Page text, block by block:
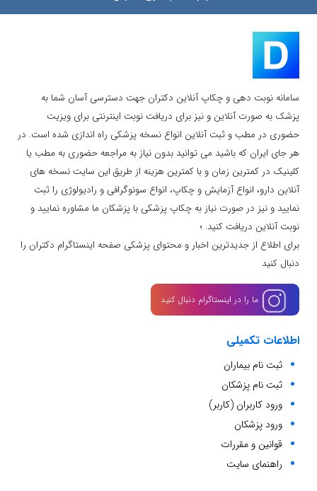
سامانه نوبت دهی و چکاپ آنلاین دکتران جهت دسترسی آسان شما به
پزشک به صورت آنلاین و نیز برای دریافت نوبت اینترنتی برای ویزیت
حضوری در مطب و ثبت آنلاین انواع نسخه پزشکی راه اندازی شده است. در
هر جای ایران که باشید می توانید بدون نیاز به مراجعه حضوری به مطب یا
کلینیک در کمترین زمان و با کمترین هزینه از طریق این سایت نسخه های
آنلاین دارو، انواع آزمایش و چکاپ، انواع سونوگرافی و رادیولوژی را ثبت
نمایید و نیز در صورت نیاز به چکاپ پزشکی با پزشکان ما مشاوره نمایید و
نوبت آنلاین دریافت کنید. ؛
برای اطلاع از جدیدترین اخبار و محتوای پزشکی صفحه اینستاگرام دکتران را
دنبال کنید
ما را در اینستاگرام دنبال کنید
اطلاعات تکمیلی
ثبت نام بیماران
ثبت نام پزشکان
ورود کاربران (کاربر)
ورود پزشکان
قوانین و مقررات
راهنمای سایت